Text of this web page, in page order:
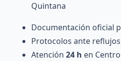
Quintana
Documentación oficial
Protocolos ante reflujos
Atención 24 h en